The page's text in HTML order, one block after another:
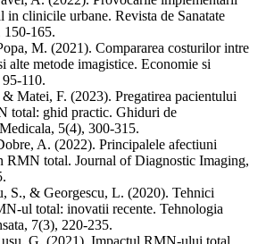
clinicile urbane. Revista de Sanatate
150-165.
M. (2021). Compararea costurilor intre
alte metode imagistice. Economie si
110.
Matei, F. (2023). Pregatirea pacientului
total: ghid practic. Ghiduri de
5(4), 300-315.
A. (2022). Principalele afectiuni
RMN total. Journal of Diagnostic Imaging,
S., & Georgescu, L. (2020). Tehnici
ul total: inovatii recente. Tehnologia
7(3), 220-235.